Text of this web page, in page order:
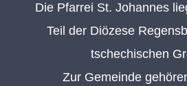
Die Pfarrei St. Johannes
Teil der Diözese
tschechischen
Zur Gemeinde